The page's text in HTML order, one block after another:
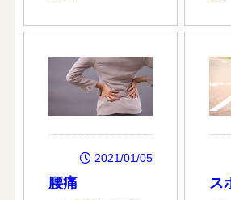
2021/01/05
腰痛 ス